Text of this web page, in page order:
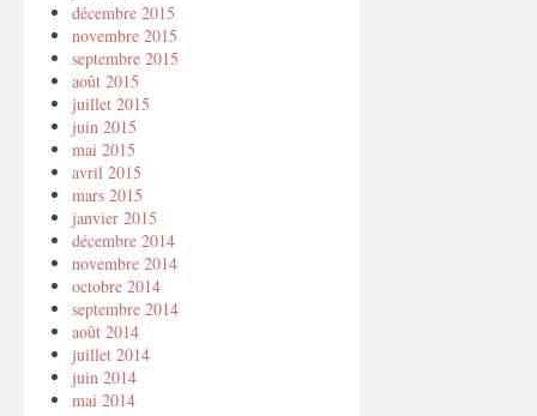
décembre 2015
novembre 2015
septembre 2015
août 2015
juillet 2015
juin 2015
mai 2015
avril 2015
mars 2015
janvier 2015
décembre 2014
novembre 2014
octobre 2014
septembre 2014
août 2014
juillet 2014
juin 2014
mai 2014